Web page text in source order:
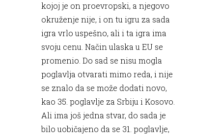
kojoj je on proevropski, a njegovo
okruženje nije, i on tu igru za sada
igra vrlo uspešno, ali i ta igra ima
svoju cenu. Način ulaska u EU se
promenio. Do sad se nisu mogla
poglavlja otvarati mimo reda, i nije
se znalo da se može dodati novo,
kao 35. poglavlje za Srbiju i Kosovo.
Ali ima još jedna stvar, do sada je
bilo uobičajeno da se 31. poglavlje,